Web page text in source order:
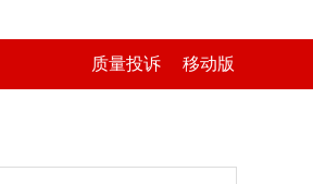
质量投诉 移动版